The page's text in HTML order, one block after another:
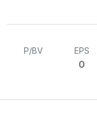
P/BV EPS
0